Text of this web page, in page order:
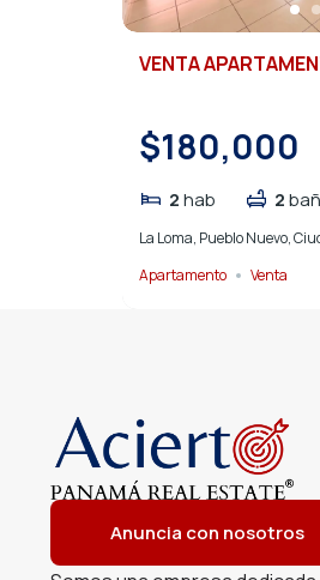
VENTA
$180,000
2 hab 2
La Loma, Pueblo Nuevo,
Apartamento
Venta
Anuncia con nosotros